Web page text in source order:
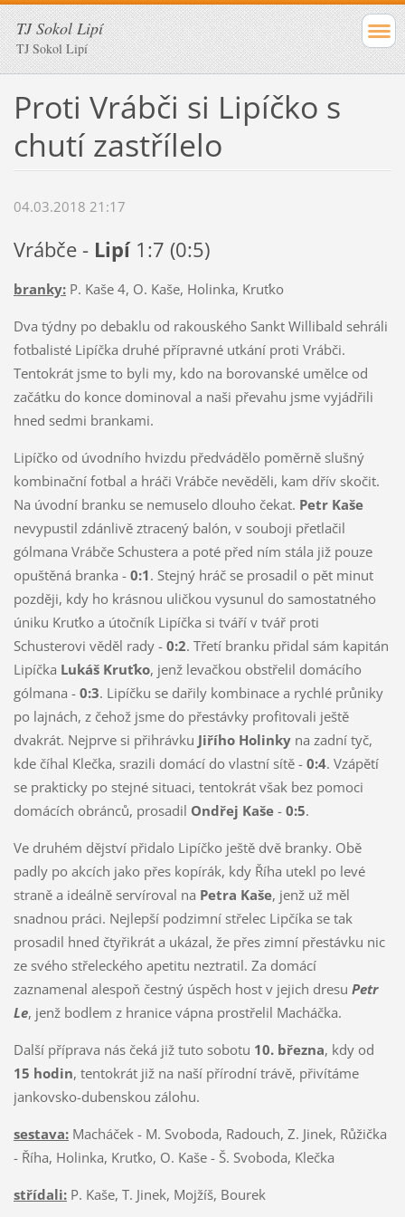
TJ Sokol Lipí
TJ Sokol Lipí
Proti Vrábči si Lipíčko s
chutí zastřílelo
04.03.2018 21:17
Vrábče - Lipí 1:7 (0:5)
branky:P. Kaše 4, O. Kaše, Holinka, Kruťko
Dva týdny po debaklu od rakouského Sankt Willibald sehráli
fotbalisté Lipíčka druhé přípravné utkání proti Vrábči.
Tentokrát jsme to byli my, kdo na borovanské umělce od
začátku do konce dominoval a naši převahu jsme vyjádřili
hned sedmi brankami.
Lipíčko od úvodního hvizdu předvádělo poměrně slušný
kombinační fotbal a hráči Vrábče nevěděli, kam dřív skočit.
Na úvodní branku se nemuselo dlouho čekat. Petr Kaše
nevypustil zdánlivě ztracený balón, v souboji přetlačil
gólmana Vrábče Schustera a poté před ním stála již pouze
opuštěná branka - 0:1. Stejný hráč se prosadil o pět minut
později, kdy ho krásnou uličkou vysunul do samostatného
úniku Kruťko a útočník Lipíčka si tváří v tvář proti
Schusterovi věděl rady - 0:2. Třetí branku přidal sám kapitán
Lipíčka Lukáš Kruťko, jenž levačkou obstřelil domácího
gólmana - 0:3. Lipíčku se dařily kombinace a rychlé průniky
po lajnách, z čehož jsme do přestávky profitovali ještě
dvakrát. Nejprve si přihrávku Jiřího Holinkyna zadní tyč,
kde číhal Klečka, srazili domácí do vlastní sítě - 0:4. Vzápětí
se prakticky po stejné situaci, tentokrát však bez pomoci
domácích obránců, prosadil Ondřej Kaše - 0:5.
Ve druhém dějství přidalo Lipíčko ještě dvě branky. Obě
padly po akcích jako přes kopírák, kdy Říha utekl po levé
straně a ideálně servíroval na Petra Kaše, jenž už měl
snadnou práci. Nejlepší podzimní střelec Lipčíka se tak
prosadil hned čtyřikrát a ukázal, že přes zimní přestávku nic
ze svého střeleckého apetitu neztratil. Za domácí
zaznamenal alespoň čestný úspěch host v jejich dresu Petr
Le, jenž bodlem z hranice vápna prostřelil Macháčka.
Další příprava nás čeká již tuto sobotu 10. března, kdy od
15 hodin, tentokrát již na naší přírodní trávě, přivítáme
jankovsko-dubenskou zálohu.
sestava:Macháček - M. Svoboda, Radouch, Z. Jinek, Růžička
- Říha, Holinka, Kruťko, O. Kaše - Š. Svoboda, Klečka
střídali:P. Kaše, T. Jinek, Mojžíš, Bourek